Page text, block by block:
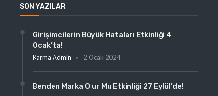
SON YAZILAR
Girişimcilerin Büyük Hataları Etkinliği 4
Ocak’ta!
Karma Admin 2 Ocak 2024
Benden Marka Olur Mu Etkinliği 27 Eylül’de!